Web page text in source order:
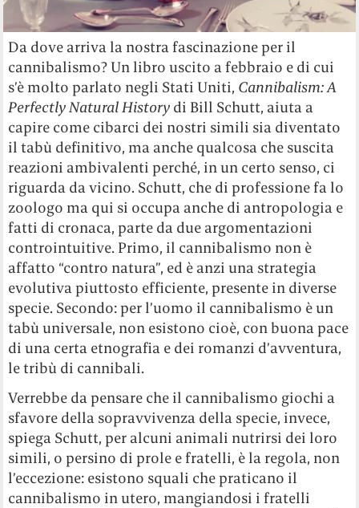
Da dove arriva la nostra fascinazione per il
cannibalismo? Un libro uscito a febbraio e di cui
s’è molto parlato negli Stati Uniti, Cannibalism: A
Perfectly Natural History di Bill Schutt, aiuta a
capire come cibarci dei nostri simili sia diventato
il tabù definitivo, ma anche qualcosa che suscita
reazioni ambivalenti perché, in un certo senso, ci
riguarda da vicino. Schutt, che di professione fa lo
zoologo ma qui si occupa anche di antropologia e
fatti di cronaca, parte da due argomentazioni
controintuitive. Primo, il cannibalismo non è
affatto “contro natura”, ed è anzi una strategia
evolutiva piuttosto efficiente, presente in diverse
specie. Secondo: per l’uomo il cannibalismo è un
tabù universale, non esistono cioè, con buona pace
di una certa etnografia e dei romanzi d’avventura,
le tribù di cannibali.
Verrebbe da pensare che il cannibalismo giochi a
sfavore della sopravvivenza della specie, invece,
spiega Schutt, per alcuni animali nutrirsi dei loro
simili, o persino di prole e fratelli, è la regola, non
l’eccezione: esistono squali che praticano il
cannibalismo in utero, mangiandosi i fratelli